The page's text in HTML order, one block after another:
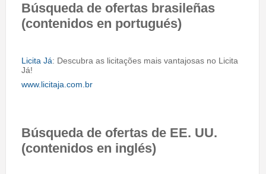
Búsqueda de ofertas brasileñas
(contenidos en portugués)
Licita Já: Descubra as licitações mais vantajosas no Licita
Já!
www.licitaja.com.br
Búsqueda de ofertas de EE. UU.
(contenidos en inglés)